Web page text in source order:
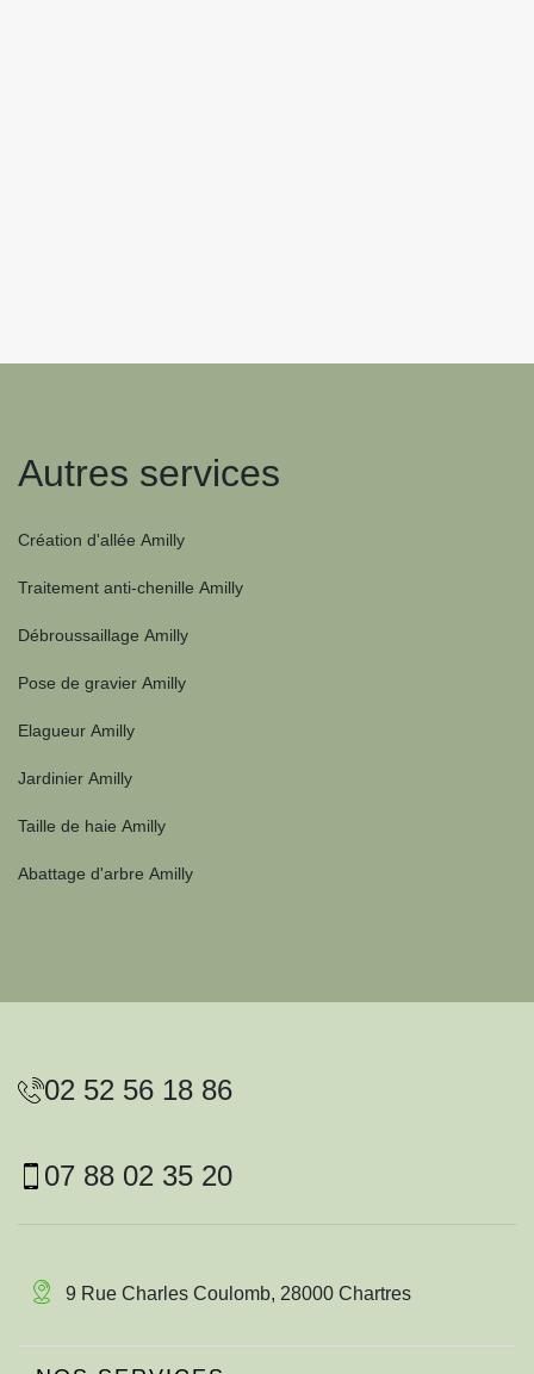
Autres services
Création d'allée Amilly
Traitement anti-chenille Amilly
Débroussaillage Amilly
Pose de gravier Amilly
Elagueur Amilly
Jardinier Amilly
Taille de haie Amilly
Abattage d'arbre Amilly
02 52 56 18 86
07 88 02 35 20
9 Rue Charles Coulomb, 28000 Chartres